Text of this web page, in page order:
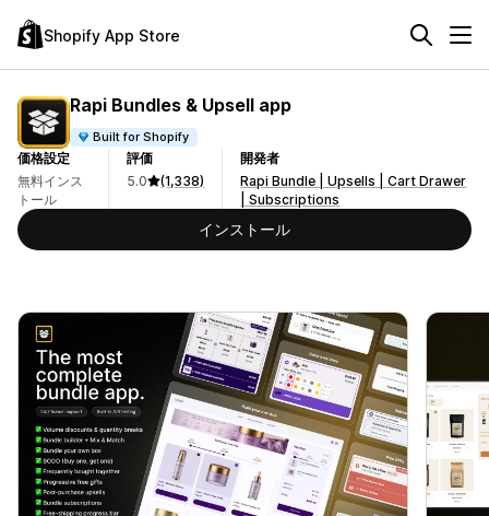
Shopify App Store
Rapi Bundles & Upsell app
Built for Shopify
価格設定
無料インス
トール
評価
5.0
(1,338)
開発者
Rapi Bundle | Upsells | Cart Drawer
| Subscriptions
インストール